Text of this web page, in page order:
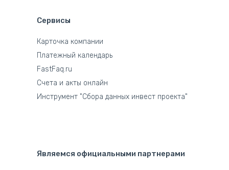
Сервисы
Карточка компании
Платежный календарь
FastFaq.ru
Счета и акты онлайн
Инструмент "Сбора данных инвест проекта"
Являемся официальными партнерами